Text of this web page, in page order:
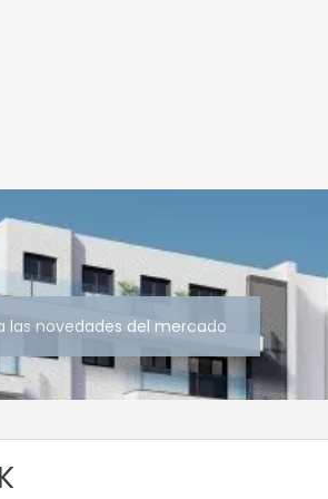
las novedades del mercado